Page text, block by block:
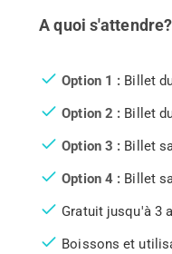
A quoi s'attendre?
Option 1 : Billet
Option 2 : Billet
Option 3 : Billet
Option 4 : Billet
Gratuit jusqu'à 3
Boissons et